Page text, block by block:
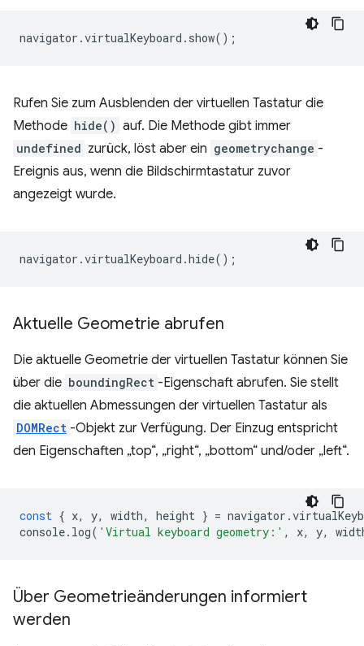
navigator .virtualKeyboard . show();
Rufen Sie zum Ausblenden der virtuellen Tastatur die
Methode hide() auf. Die Methode gibt immer
undefined zurück, löst aber ein geometrychange -
Ereignis aus, wenn die Bildschirmtastatur zuvor
angezeigt wurde.
navigator .virtualKeyboard .hide();
Aktuelle Geometrie abrufen
Die aktuelle Geometrie der virtuellen Tastatur können Sie
über die boundingRect -Eigenschaft abrufen. Sie stellt
die aktuellen Abmessungen der virtuellen Tastatur als
DOMRect -Objekt zur Verfügung. Der Einzug entspricht
den Eigenschaften „top“, „right“, „bottom“ und/oder „left“.
const { x, y, width, height } = navigator .
console. log( 'Virtual keyboard geometry:' , x, y,
Über Geometrieänderungen informiert
werden